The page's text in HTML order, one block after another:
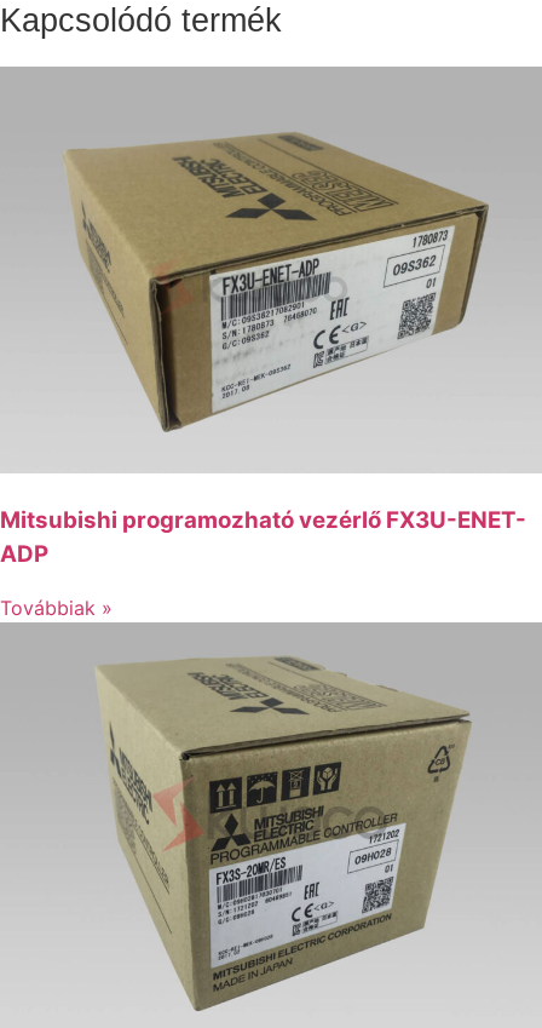
Kapcsolódó termék
Mitsubishi programozható vezérlő FX3U-ENET-
ADP
Továbbiak »